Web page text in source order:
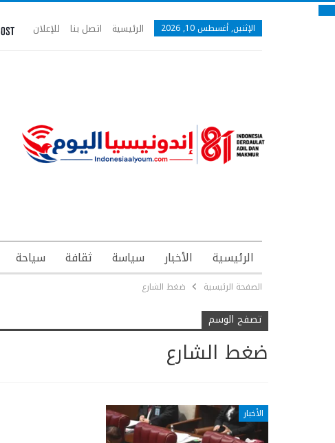
الإثنين, أغسطس 10, 2026 الرئيسية اتصل بنا للإعلان
الرئيسية الأخبار سياسة ثقافة سياحة
الصفحة الرئيسية ضغط الشارع
تصفح الوسم
ضغط الشارع
الأخبار